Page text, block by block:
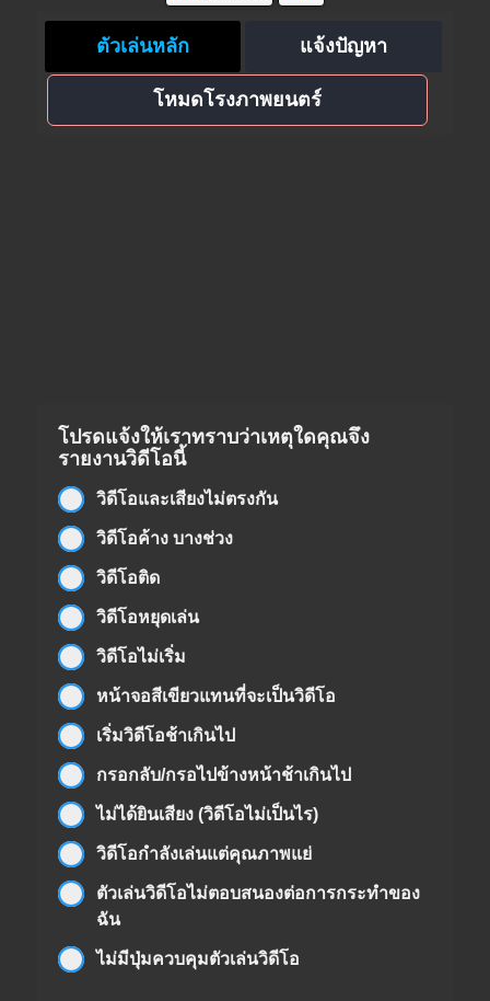
ตัวเล่นหลัก แจ้งปัญหา
โหมดโรงภาพยนตร์
โปรดแจ้งให้เราทราบว่าเหตุใดคุณจึง
รายงานวิดีโอนี้
วิดีโอและเสียงไม่ตรงกัน
วิดีโอค้าง บางช่วง
วิดีโอติด
วิดีโอหยุดเล่น
วิดีโอไม่เริ่ม
หน้าจอสีเขียวแทนที่จะเป็นวิดีโอ
เริ่มวิดีโอช้าเกินไป
กรอกลับ/กรอไปข้างหน้าช้าเกินไป
ไม่ได้ยินเสียง (วิดีโอไม่เป็นไร)
วิดีโอกำลังเล่นแต่คุณภาพแย่
ตัวเล่นวิดีโอไม่ตอบสนองต่อการกระทำของ
ฉัน
ไม่มีปุ่มควบคุมตัวเล่นวิดีโอ